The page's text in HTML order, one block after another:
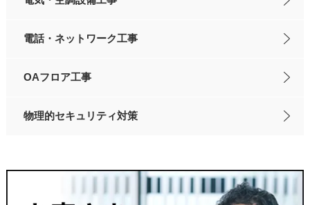
電話・ネットワーク工事
OAフロア工事
物理的セキュリティ対策